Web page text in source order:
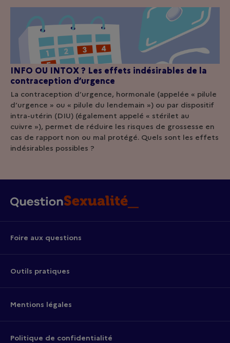
INFO OU INTOX ? Les effets indésirables de la
contraception d’urgence
La contraception d’urgence, hormonale (appelée « pilule
d’urgence » ou « pilule du lendemain ») ou par dispositif
intra-utérin (DIU) (également appelé « stérilet au
cuivre »), permet de réduire les risques de grossesse en
cas de rapport non ou mal protégé. Quels sont les effets
indésirables possibles ?
Foire aux questions
Outils pratiques
Mentions légales
Politique de confidentialité